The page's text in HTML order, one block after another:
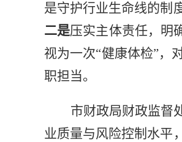
是守护行业生命线的制
二是压实主体责任，明
视为一次“健康体检”，
职担当。
市财政局财政监督
业质量与风险控制水平